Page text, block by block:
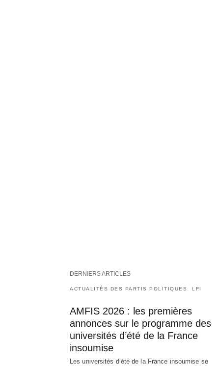
DERNIERS ARTICLES
ACTUALITÉS DES PARTIS POLITIQUES LFI
AMFIS 2026 : les premières
annonces sur le programme des
universités d’été de la France
insoumise
Les universités d’été de la France insoumise se